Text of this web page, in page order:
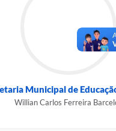
Municipal de
Willian Carlos Ferreira